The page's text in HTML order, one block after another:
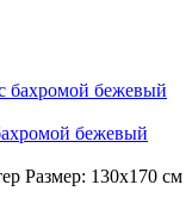
бежевый
Размер: 130х170 см